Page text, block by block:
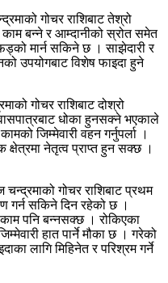
गोचर राशिबाट तेश्रो
बन्ने र आम्दानीको स्रोत समेत
मार्न सकिने छ । साझेदारी र
उपयोगबाट विशेष फाइदा हुने
गोचर राशिबाट दोश्रो
धोका हुनसक्ने भएकाले
जिम्मेवारी वहन गर्नुपर्ला ।
क्षेत्रमा नेतृत्व प्राप्त हुन सक्छ ।
गोचर राशिबाट प्रथम
गर्न सकिने दिन रहेको छ ।
पनि बन्नसक्छ । रोकिएका
हात पार्ने मौका छ । गरेको
लागि मिहिनेत र परिश्रम गर्ने